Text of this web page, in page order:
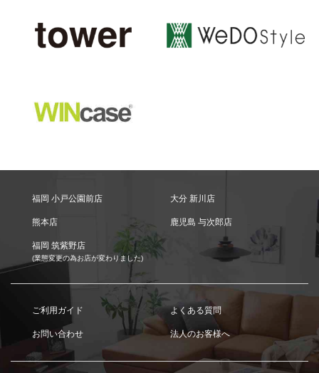
福岡 小戸公園前店 大分 新川店
熊本店 鹿児島 与次郎店
福岡 筑紫野店
(業態変更の為お店が変わりました)
ご利用ガイド よくある質問
お問い合わせ 法人のお客様へ